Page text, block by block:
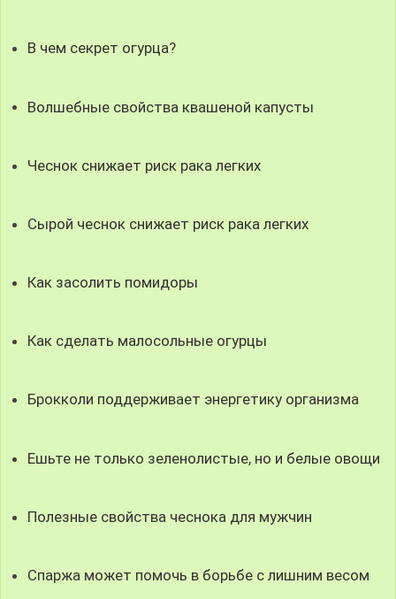
В чем секрет огурца?
Волшебные свойства квашеной капусты
Чеснок снижает риск рака легких
Сырой чеснок снижает риск рака легких
Как засолить помидоры
Как сделать малосольные огурцы
Брокколи поддерживает энергетику организма
Ешьте не только зеленолистые, но и белые овощи
Полезные свойства чеснока для мужчин
Спаржа может помочь в борьбе с лишним весом